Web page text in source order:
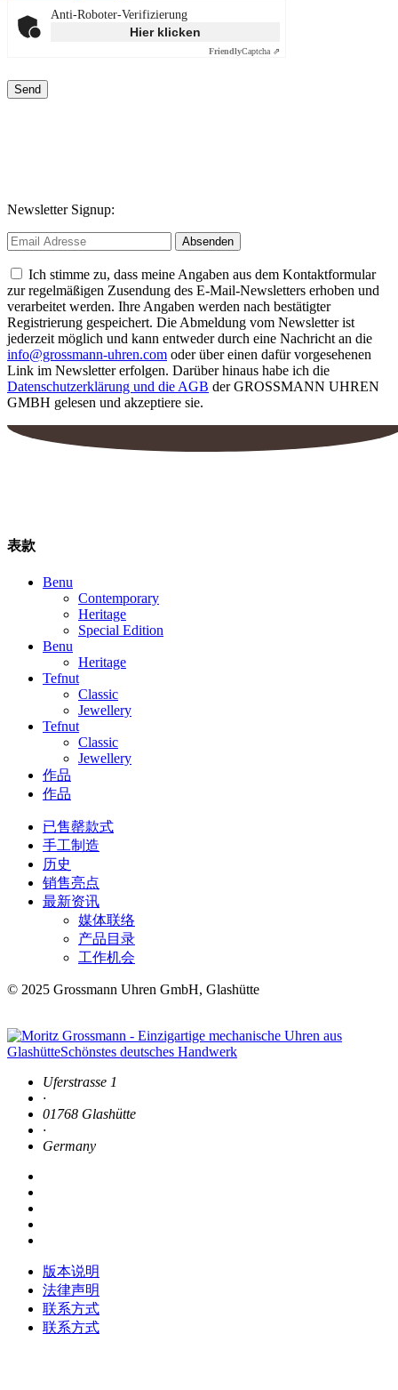
Anti-Roboter-Verifizierung
Hier klicken
FriendlyCaptcha ⇗
Send
Newsletter Signup:
Ich stimme zu, dass meine Angaben aus dem Kontaktformular
zur regelmäßigen Zusendung des E-Mail-Newsletters erhoben und
verarbeitet werden. Ihre Angaben werden nach bestätigter
Registrierung gespeichert. Die Abmeldung vom Newsletter ist
jederzeit möglich und kann entweder durch eine Nachricht an die
info@grossmann-uhren.com oder über einen dafür vorgesehenen
Link im Newsletter erfolgen. Darüber hinaus habe ich die
Datenschutzerklärung und die AGB der GROSSMANN UHREN
GMBH gelesen und akzeptiere sie.
表款
Benu
Contemporary
Heritage
Special Edition
Benu
Heritage
Tefnut
Classic
Jewellery
Tefnut
Classic
Jewellery
作品
作品
已售罄款式
手工制造
历史
销售亮点
最新资讯
媒体联络
产品目录
工作机会
© 2025 Grossmann Uhren GmbH, Glashütte
Uferstrasse 1
·
01768 Glashütte
·
Germany
版本说明
法律声明
联系方式
联系方式